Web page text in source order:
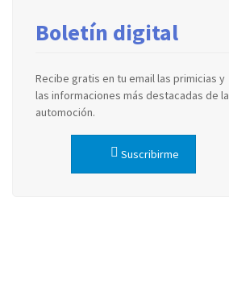
Boletín digital
Recibe gratis en tu email las primicias y
las informaciones más destacadas de la
automoción.
Suscribirme